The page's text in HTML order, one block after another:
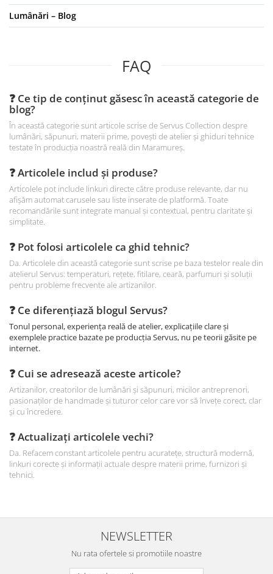
Lumânări – Blog
FAQ
❓ Ce tip de conținut găsesc în această categorie de
blog?
În această categorie sunt articole scrise de Servus Collection despre
lumânări, săpunuri, materii prime, povești de atelier și ghiduri tehnice
testate în producția noastră reală din Maramureș.
❓ Articolele includ și produse?
Articolele pot include linkuri directe către produse relevante, dar nu
afișăm automat carusele sau liste inserate de platformă. Toate
recomandările sunt integrate manual și contextual, pentru claritate și
simplitate.
❓ Pot folosi articolele ca ghid tehnic?
Da. Articolele din această categorie sunt scrise pe baza testelor reale din
atelierul Servus: temperaturi, rețete, fitilare, ceară, parfumuri și soluții
pentru probleme frecvente ale artizanilor.
❓ Ce diferențiază blogul Servus?
Tonul personal, experiența reală de atelier, explicațiile clare și
exemplele practice bazate pe producția Servus, nu pe teorii găsite pe
internet.
❓ Cui se adresează aceste articole?
Artizanilor, creatorilor de lumânări și săpunuri, micilor antreprenori,
pasionaților de handmade și tuturor celor care vor să învețe corect, clar
și cu încredere.
❓ Actualizați articolele vechi?
Da. Refacem constant articolele pentru acuratețe, structură modernă,
linkuri corecte și informații actuale despre materii prime, furnizori și
tehnici.
NEWSLETTER
Nu rata ofertele si promotiile noastre